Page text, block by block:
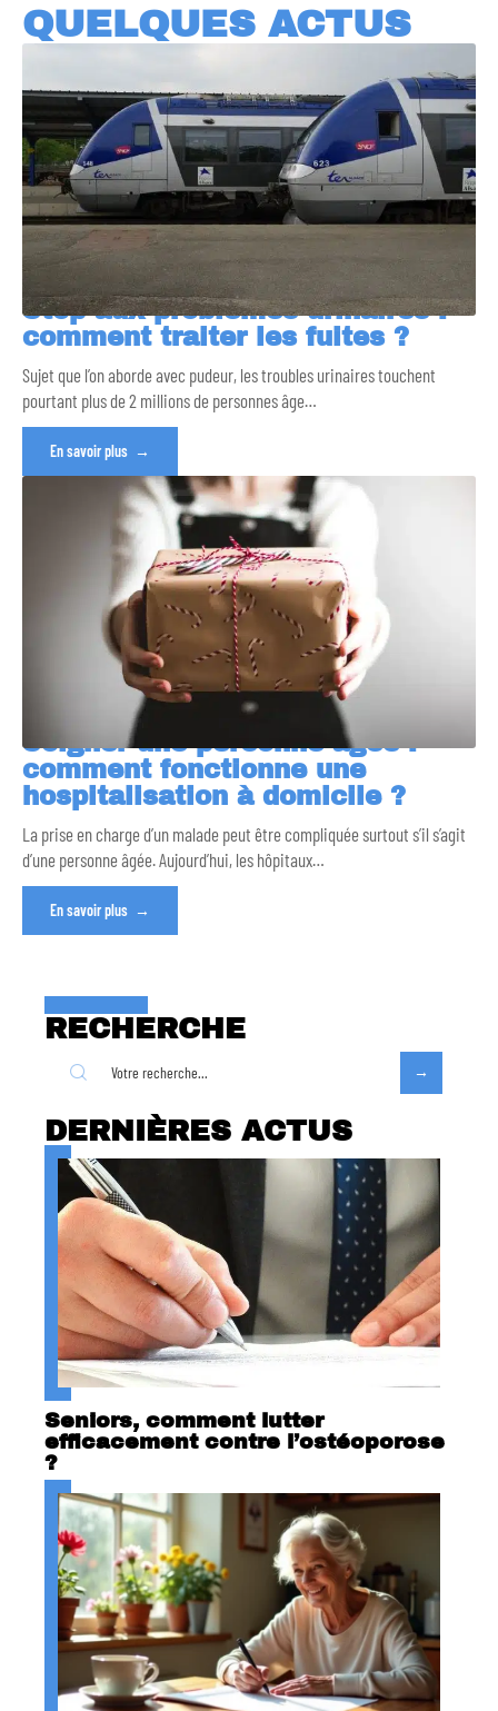
QUELQUES ACTUS
Stop aux problèmes urinaires :
comment traiter les fuites ?
Sujet que l’on aborde avec pudeur, les troubles urinaires touchent
pourtant plus de 2 millions de personnes âge…
En savoir plus
Soigner une personne âgée :
comment fonctionne une
hospitalisation à domicile ?
La prise en charge d’un malade peut être compliquée surtout s’il s’agit
d’une personne âgée. Aujourd’hui, les hôpitaux…
En savoir plus
RECHERCHE
DERNIÈRES ACTUS
Seniors, comment lutter
efficacement contre l’ostéoporose
?